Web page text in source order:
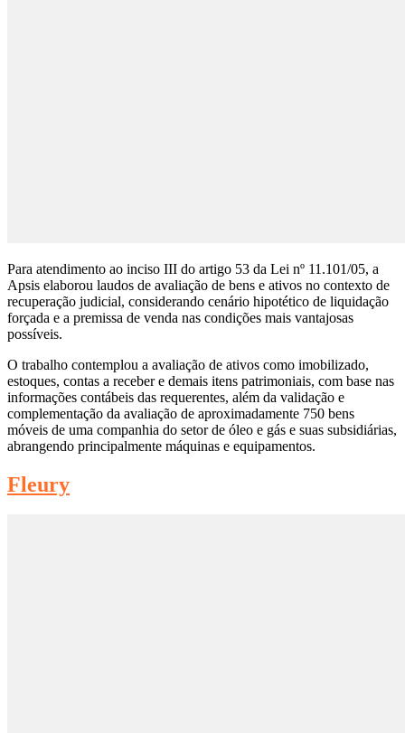
Para atendimento ao inciso III do artigo 53 da Lei nº 11.101/05, a
Apsis elaborou laudos de avaliação de bens e ativos no contexto de
recuperação judicial, considerando cenário hipotético de liquidação
forçada e a premissa de venda nas condições mais vantajosas
possíveis.
O trabalho contemplou a avaliação de ativos como imobilizado,
estoques, contas a receber e demais itens patrimoniais, com base nas
informações contábeis das requerentes, além da validação e
complementação da avaliação de aproximadamente 750 bens
móveis de uma companhia do setor de óleo e gás e suas subsidiárias,
abrangendo principalmente máquinas e equipamentos.
Fleury